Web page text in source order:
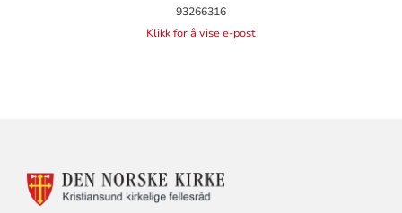
93266316
Klikk for å vise e-post
KONTAKTINFORMASJON